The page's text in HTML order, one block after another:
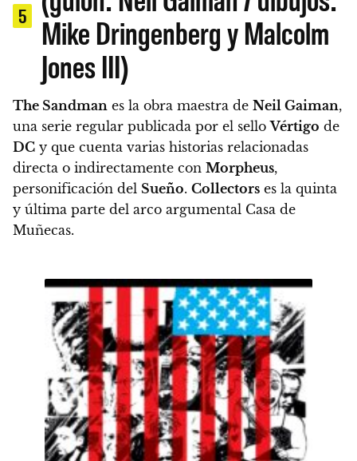
5
Mike Dringenberg y Malcolm
Jones III)
The Sandman es la obra maestra de Neil Gaiman,
una serie regular publicada por el selloVértigo de
DC y que cuenta varias historias relacionadas
directa o indirectamente con Morpheus,
personificación del Sueño. Collectors es la quinta
y última parte del arco argumental Casa de
Muñecas.